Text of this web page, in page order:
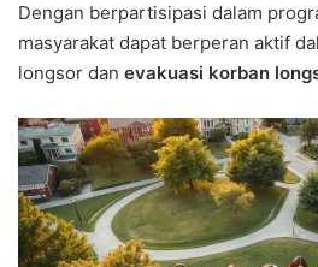
Dengan berpartisipasi dalam
masyarakat dapat berperan aktif
longsor dan evakuasi korban